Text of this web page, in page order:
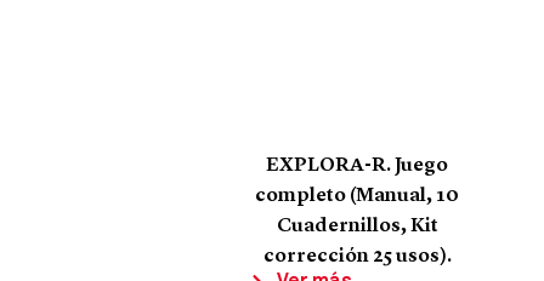
EXPLORA-R. Juego
completo (Manual, 10
Cuadernillos, Kit
corrección 25 usos).